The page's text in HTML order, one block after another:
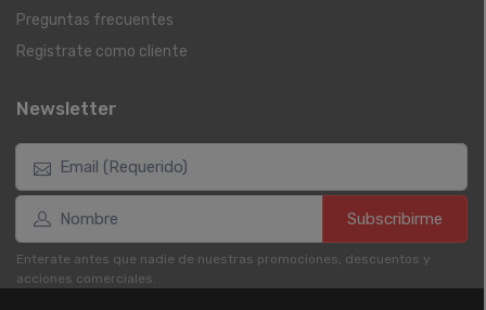
Preguntas frecuentes
Registrate como cliente
Newsletter
Subscribirme
Enterate antes que nadie de nuestras promociones, descuentos y
acciones comerciales.